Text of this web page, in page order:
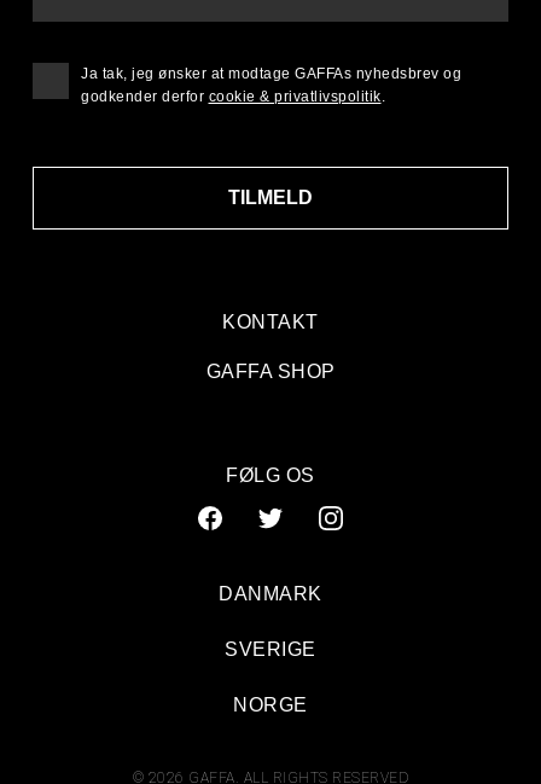
KONTAKT
GAFFA SHOP
TILMELD
Ja tak, jeg ønsker at modtage GAFFAs nyhedsbrev og
godkender derfor cookie & privatlivspolitik.
FØLG OS
© 2026 GAFFA. ALL RIGHTS RESERVED
DANMARK
SVERIGE
NORGE